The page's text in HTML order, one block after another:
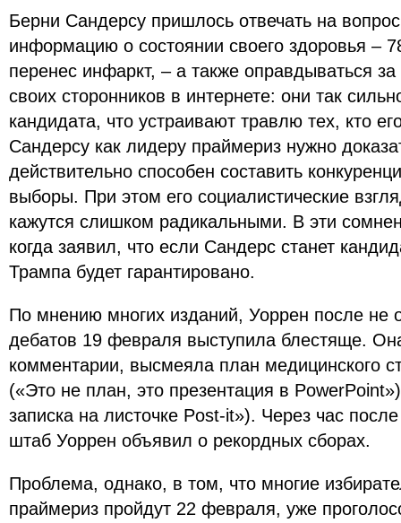
Берни Сандерсу пришлось отвечать на
информацию о состоянии своего здоровья –
перенес инфаркт, – а также оправдываться
своих сторонников в интернете: они так
кандидата, что устраивают травлю тех, кто
Сандерсу как лидеру праймериз нужно
действительно способен составить
выборы. При этом его социалистические
кажутся слишком радикальными. В эти
когда заявил, что если Сандерс станет
Трампа будет гарантировано.
По мнению многих изданий, Уоррен после не
дебатов 19 февраля выступила блестяще.
комментарии, высмеяла план медицинского
(«Это не план, это презентация в
записка на листочке Post-it»). Через час
штаб Уоррен объявил о рекордных сборах.
Проблема, однако, в том, что многие
праймериз пройдут 22 февраля, уже